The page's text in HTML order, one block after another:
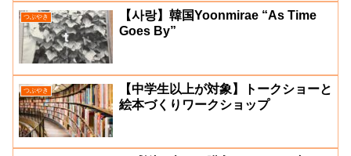
つぶやき
【사랑】韓国Yoonmirae “As Time
Goes By”
つぶやき
【中学生以上が対象】トークショーと
絵本づくりワークショップ